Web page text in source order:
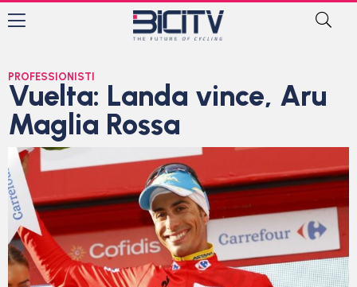
PROFESSIONISTI
Vuelta: Landa vince, Aru
Maglia Rossa